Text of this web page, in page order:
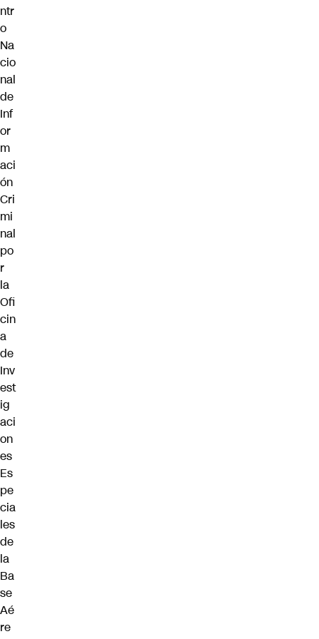
ntr
o
Na
cio
nal
de
Inf
or
m
aci
ón
Cri
mi
nal
po
r
la
Ofi
cin
a
de
Inv
est
ig
aci
on
es
Es
pe
cia
les
de
la
Ba
se
Aé
re